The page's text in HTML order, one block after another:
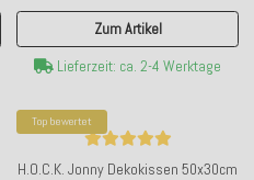
Zum Artikel
Lieferzeit: ca. 2-4 Werktage
Top bewertet
H.O.C.K. Jonny Dekokissen 50x30cm